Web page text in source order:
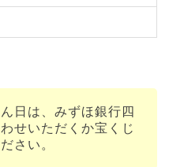
日は、みずほ銀行四
せいただくか宝くじ
さい。